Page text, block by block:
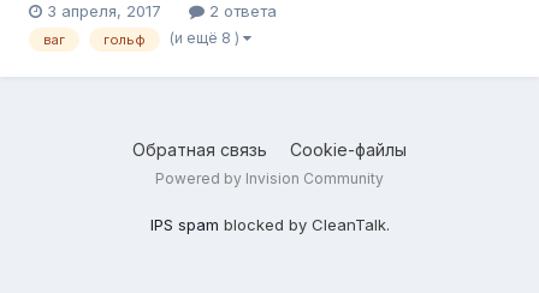
етюбе и компоненты. Всё просто. Хочу продать машину, диси,
и пневму ) Начнем с пневмы если что ссылка на д2
3 апреля, 2017 2 ответа
ваг гольф (и ещё 8 )
Обратная связь Cookie-файлы
Powered by Invision Community
IPS spam blocked by CleanTalk.